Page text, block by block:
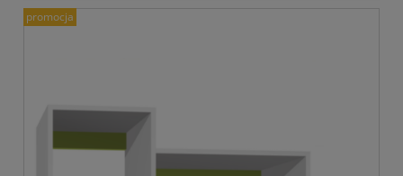
promocja